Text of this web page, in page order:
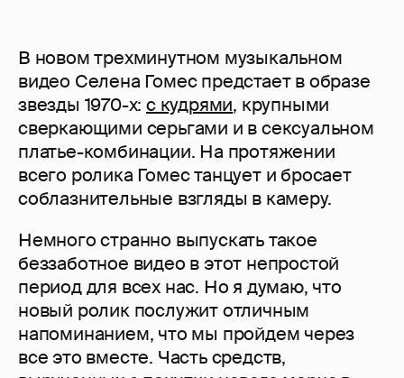
В новом трехминутном музыкальном
видео Селена Гомес предстает в образе
звезды 1970-х:с кудрями, крупными
сверкающими серьгами и в сексуальном
платье-комбинации. На протяжении
всего ролика Гомес танцует и бросает
соблазнительные взгляды в камеру.
Немного странно выпускать такое
беззаботное видео в этот непростой
период для всех нас. Но я думаю, что
новый ролик послужит отличным
напоминанием, что мы пройдем через
все это вместе. Часть средств,